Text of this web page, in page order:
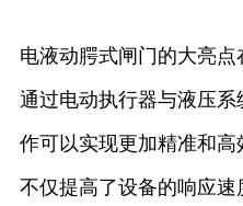
电液动腭式闸门的大亮点
通过电动执行器与液压
作可以实现更加精准和
不仅提高了设备的响应